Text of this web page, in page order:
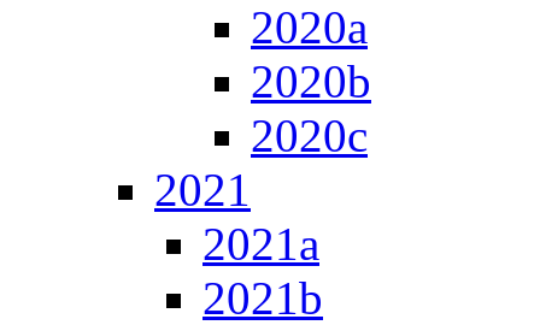
2020a
2020b
2020c
2021
2021a
2021b